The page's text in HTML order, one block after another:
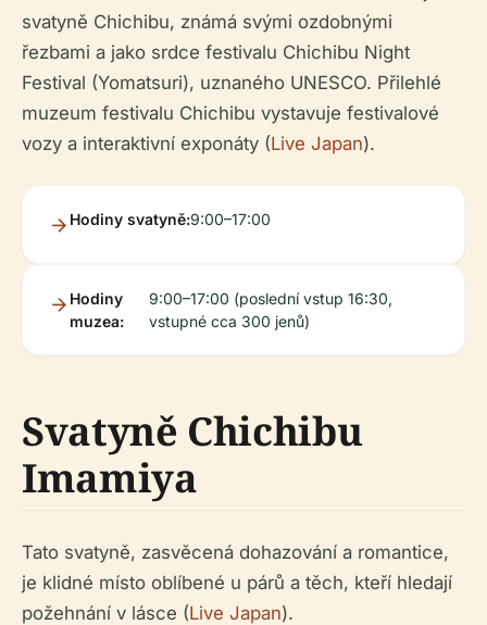
svatyně Chichibu, známá svými ozdobnými
řezbami a jako srdce festivalu Chichibu Night
Festival (Yomatsuri), uznaného UNESCO. Přilehlé
muzeum festivalu Chichibu vystavuje festivalové
vozy a interaktivní exponáty (Live Japan).
Hodiny svatyně:9:00–17:00
Hodiny
muzea:
9:00–17:00 (poslední vstup 16:30,
vstupné cca 300 jenů)
Svatyně Chichibu
Imamiya
Tato svatyně, zasvěcená dohazování a romantice,
je klidné místo oblíbené u párů a těch, kteří hledají
požehnání v lásce (Live Japan).